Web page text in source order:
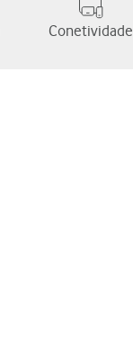
Conetividade